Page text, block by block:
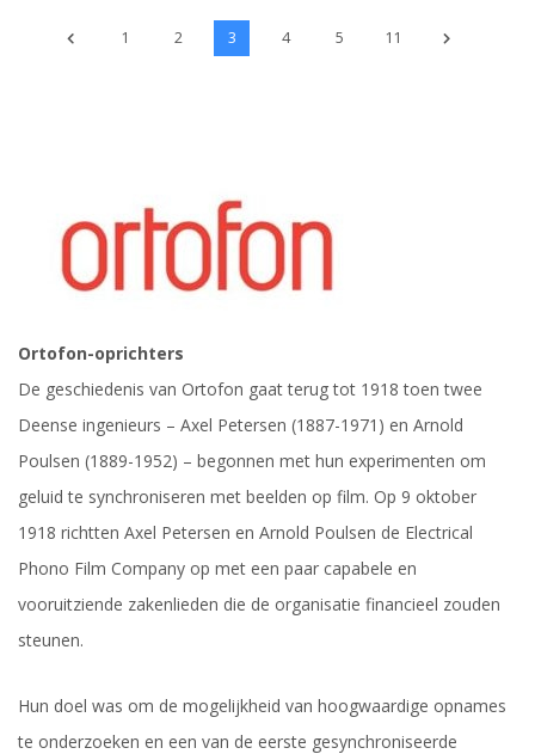
1 2 3 4 5 11
Ortofon-oprichters
De geschiedenis van Ortofon gaat terug tot 1918 toen twee
Deense ingenieurs – Axel Petersen (1887-1971) en Arnold
Poulsen (1889-1952) – begonnen met hun experimenten om
geluid te synchroniseren met beelden op film. Op 9 oktober
1918 richtten Axel Petersen en Arnold Poulsen de Electrical
Phono Film Company op met een paar capabele en
vooruitziende zakenlieden die de organisatie financieel zouden
steunen.
Hun doel was om de mogelijkheid van hoogwaardige opnames
te onderzoeken en een van de eerste gesynchroniseerde